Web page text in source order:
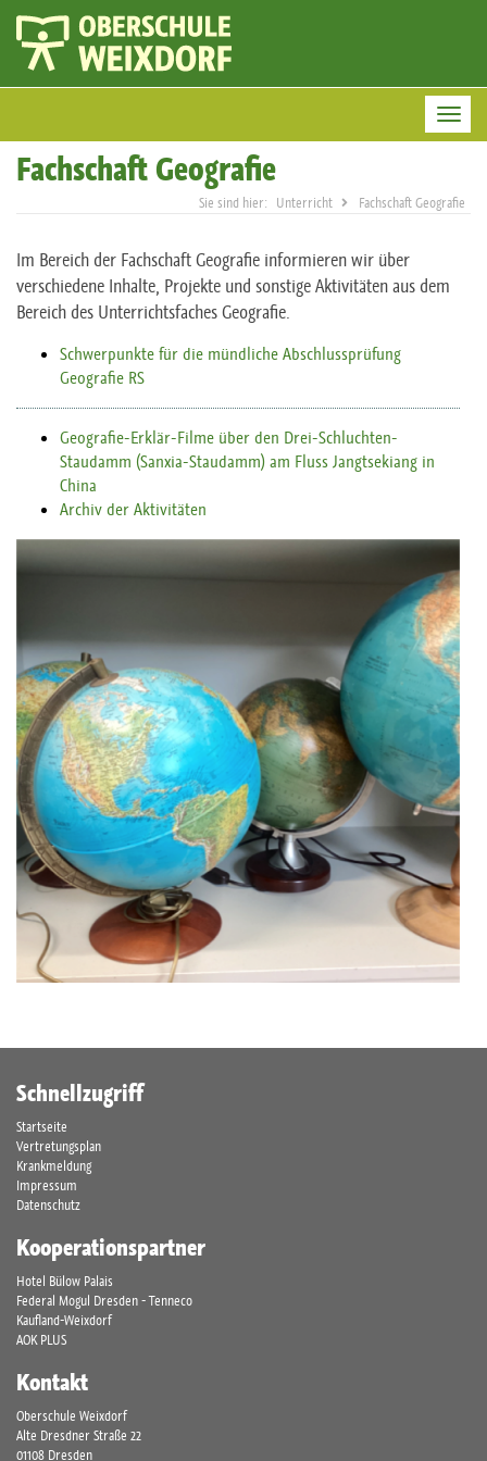
Fachschaft Geografie
Unterricht Fachschaft Geografie
Im Bereich der Fachschaft Geografie informieren wir über
verschiedene Inhalte, Projekte und sonstige Aktivitäten aus dem
Bereich des Unterrichtsfaches Geografie.
Schwerpunkte für die mündliche Abschlussprüfung
Geografie RS
Geografie-Erklär-Filme über den Drei-Schluchten-
Staudamm (Sanxia-Staudamm) am Fluss Jangtsekiang in
China
Archiv der Aktivitäten
Schnellzugriff
Startseite
Vertretungsplan
Krankmeldung
Impressum
Datenschutz
Kooperationspartner
Hotel Bülow Palais
Federal Mogul Dresden - Tenneco
Kaufland-Weixdorf
AOK PLUS
Kontakt
Oberschule Weixdorf
Alte Dresdner Straße 22
01108 Dresden